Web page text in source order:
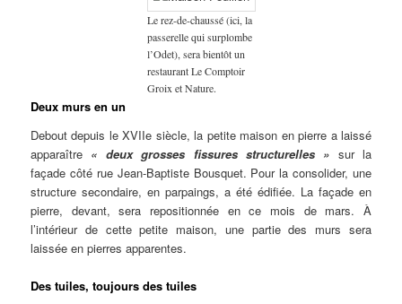
Le rez-de-chaussé (ici, la
passerelle qui surplombe
l’Odet), sera bientôt un
restaurant Le Comptoir
Groix et Nature.
Deux murs en un
Debout depuis le XVIIe siècle, la petite maison en pierre a laissé
apparaître « deux grosses fissures structurelles » sur la
façade côté rue Jean-Baptiste Bousquet. Pour la consolider, une
structure secondaire, en parpaings, a été édifiée. La façade en
pierre, devant, sera repositionnée en ce mois de mars. À
l’intérieur de cette petite maison, une partie des murs sera
laissée en pierres apparentes.
Des tuiles, toujours des tuiles